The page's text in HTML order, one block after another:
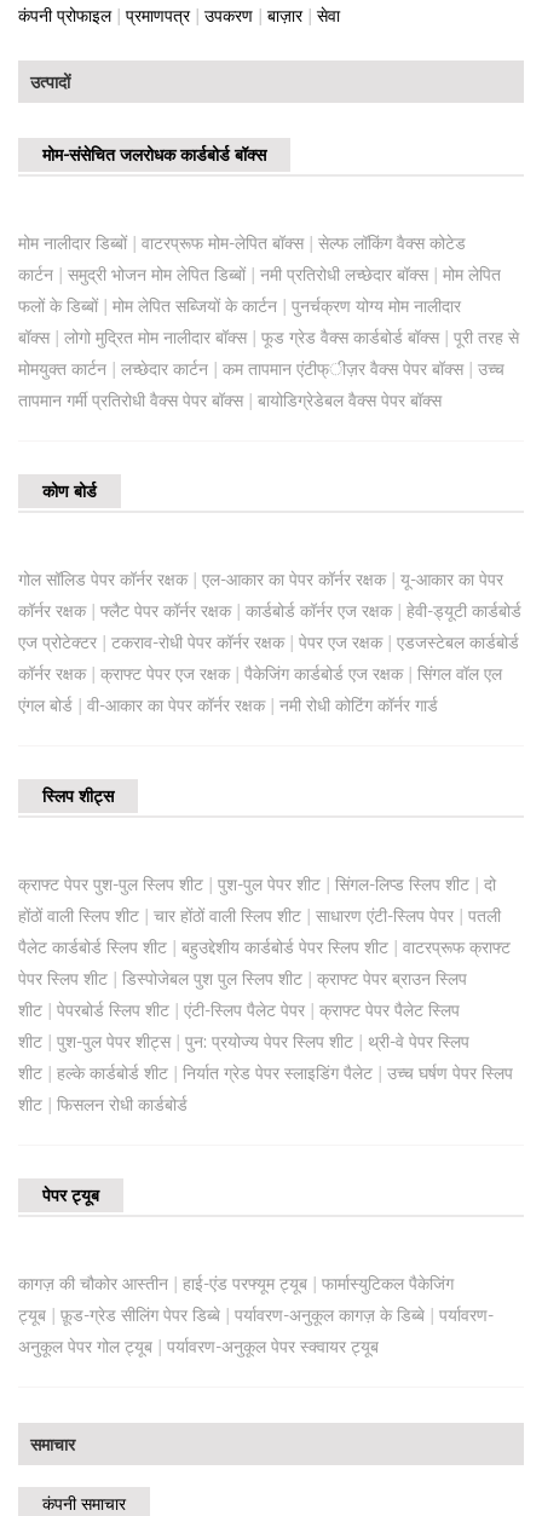
कंपनी प्रोफाइल| प्रमाणपत्र| उपकरण | बाज़ार| सेवा
उत्पादों
मोम-संसेचित जलरोधक कार्डबोर्ड बॉक्स
मोम नालीदार डिब्बों| वाटरप्रूफ मोम-लेपित बॉक्स| सेल्फ लॉकिंग वैक्स कोटेड
कार्टन | समुद्री भोजन मोम लेपित डिब्बों| नमी प्रतिरोधी लच्छेदार बॉक्स| मोम लेपित
फलों के डिब्बों| मोम लेपित सब्जियों के कार्टन | पुनर्चक्रण योग्य मोम नालीदार
बॉक्स| लोगो मुद्रित मोम नालीदार बॉक्स| फूड ग्रेड वैक्स कार्डबोर्ड बॉक्स| पूरी तरह से
मोमयुक्त कार्टन | लच्छेदार कार्टन | कम तापमान एंटीफ्ीज़र वैक्स पेपर बॉक्स| उच्च
तापमान गर्मी प्रतिरोधी वैक्स पेपर बॉक्स| बायोडिग्रेडेबल वैक्स पेपर बॉक्स
कोण बोर्ड
गोल सॉलिड पेपर कॉर्नर रक्षक| एल-आकार का पेपर कॉर्नर रक्षक| यू-आकार का पेपर
कॉर्नर रक्षक| फ्लैट पेपर कॉर्नर रक्षक| कार्डबोर्ड कॉर्नर एज रक्षक| हेवी-ड्यूटी कार्डबोर्ड
एज प्रोटेक्टर | टकराव-रोधी पेपर कॉर्नर रक्षक| पेपर एज रक्षक| एडजस्टेबल कार्डबोर्ड
कॉर्नर रक्षक| क्राफ्ट पेपर एज रक्षक| पैकेजिंग कार्डबोर्ड एज रक्षक| सिंगल वॉल एल
एंगल बोर्ड | वी-आकार का पेपर कॉर्नर रक्षक| नमी रोधी कोटिंग कॉर्नर गार्ड
स्लिप शीट्स
क्राफ्ट पेपर पुश-पुल स्लिप शीट | पुश-पुल पेपर शीट | सिंगल-लिप्ड स्लिप शीट | दो
होंठों वाली स्लिप शीट | चार होंठों वाली स्लिप शीट | साधारण एंटी-स्लिप पेपर | पतली
पैलेट कार्डबोर्ड स्लिप शीट | बहुउद्देशीय कार्डबोर्ड पेपर स्लिप शीट | वाटरप्रूफ क्राफ्ट
पेपर स्लिप शीट | डिस्पोजेबल पुश पुल स्लिप शीट | क्राफ्ट पेपर ब्राउन स्लिप
शीट | पेपरबोर्ड स्लिप शीट | एंटी-स्लिप पैलेट पेपर | क्राफ्ट पेपर पैलेट स्लिप
शीट | पुश-पुल पेपर शीट्स| पुन: प्रयोज्य पेपर स्लिप शीट | थ्री-वे पेपर स्लिप
शीट | हल्के कार्डबोर्ड शीट | निर्यात ग्रेड पेपर स्लाइडिंग पैलेट | उच्च घर्षण पेपर स्लिप
शीट | फिसलन रोधी कार्डबोर्ड
पेपर ट्यूब
कागज़ की चौकोर आस्तीन | हाई-एंड परफ्यूम ट्यूब | फार्मास्युटिकल पैकेजिंग
ट्यूब | फ़ूड-ग्रेड सीलिंग पेपर डिब्बे | पर्यावरण-अनुकूल कागज़ के डिब्बे | पर्यावरण-
अनुकूल पेपर गोल ट्यूब | पर्यावरण-अनुकूल पेपर स्क्वायर ट्यूब
समाचार
कंपनी समाचार